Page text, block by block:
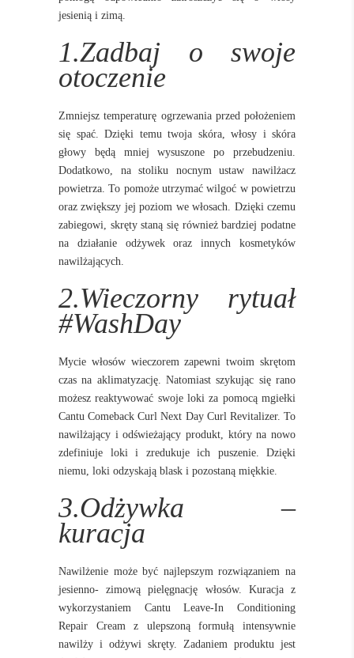
jesienią i zimą.
1.Zadbaj o swoje
otoczenie
Zmniejsz temperaturę ogrzewania przed położeniem
się spać. Dzięki temu twoja skóra, włosy i skóra
głowy będą mniej wysuszone po przebudzeniu.
Dodatkowo, na stoliku nocnym ustaw nawilżacz
powietrza. To pomoże utrzymać wilgoć w powietrzu
oraz zwiększy jej poziom we włosach. Dzięki czemu
zabiegowi, skręty staną się również bardziej podatne
na działanie odżywek oraz innych kosmetyków
nawilżających.
2.Wieczorny rytuał
#WashDay
Mycie włosów wieczorem zapewni twoim skrętom
czas na aklimatyzację. Natomiast szykując się rano
możesz reaktywować swoje loki za pomocą mgiełki
Cantu Comeback Curl Next Day Curl Revitalizer. To
nawilżający i odświeżający produkt, który na nowo
zdefiniuje loki i zredukuje ich puszenie. Dzięki
niemu, loki odzyskają blask i pozostaną miękkie.
3.Odżywka –
kuracja
Nawilżenie może być najlepszym rozwiązaniem na
jesienno- zimową pielęgnację włosów. Kuracja z
wykorzystaniem Cantu Leave-In Conditioning
Repair Cream z ulepszoną formułą intensywnie
nawilży i odżywi skręty. Zadaniem produktu jest